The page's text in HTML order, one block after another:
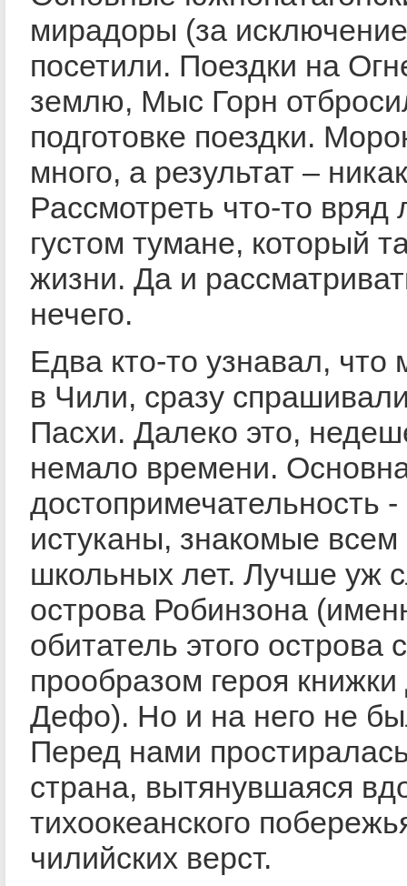
мирадоры (за
посетили. Поездки на
землю, Мыс Горн
подготовке поездки.
много, а результат –
Рассмотреть что-то вряд
густом тумане, который
жизни. Да и
нечего.
Едва кто-то узнавал,
в Чили, сразу
Пасхи. Далеко это,
немало времени.
достопримечательность
истуканы, знакомые всем
школьных лет. Лучше уж
острова Робинзона
обитатель этого острова
прообразом героя
Дефо). Но и на него не
Перед нами
страна, вытянувшаяся
тихоокеанского
чилийских верст.